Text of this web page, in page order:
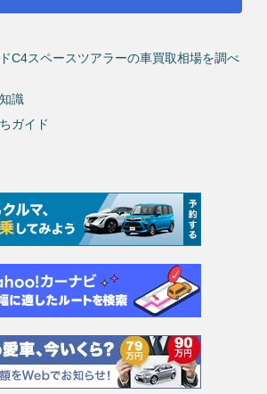
C4スペースツアラーの車買取相場を調べ
識
ガイド